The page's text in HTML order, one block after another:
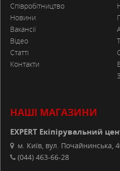
Співробітництво
Новини
Вакансії
Відео
Статті
Контакти
НАШІ МАГАЗИНИ
EXPERT Екіпірувальний
м. Київ, вул. Почайнинська,
(044) 463-66-28